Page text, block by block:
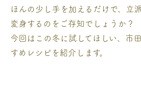
ほんの少し手を加えるだけで、立
変身するのをご存知でしょうか？
今回はこの冬に試してほしい、市
すめレシピを紹介します。